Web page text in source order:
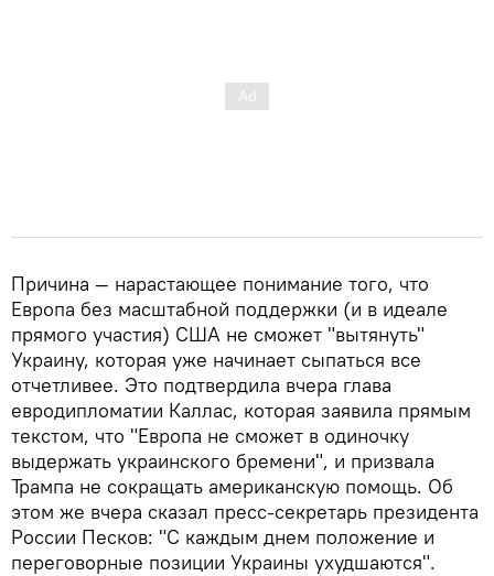
Причина — нарастающее понимание того, что
Европа без масштабной поддержки (и в идеале
прямого участия) США не сможет "вытянуть"
Украину, которая уже начинает сыпаться все
отчетливее. Это подтвердила вчера глава
евродипломатии Каллас, которая заявила прямым
текстом, что "Европа не сможет в одиночку
выдержать украинского бремени", и призвала
Трампа не сокращать американскую помощь. Об
этом же вчера сказал пресс-секретарь президента
России Песков: "С каждым днем положение и
переговорные позиции Украины ухудшаются".